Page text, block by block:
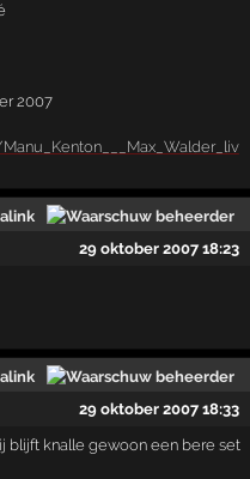
2007
29 oktober 2007 18:23
29 oktober 2007 18:33
blijft knalle gewoon een bere set